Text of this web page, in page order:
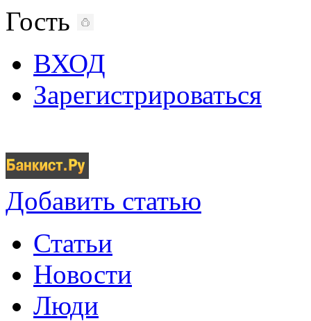
Гость
ВХОД
Зарегистрироваться
Добавить статью
Статьи
Новости
Люди